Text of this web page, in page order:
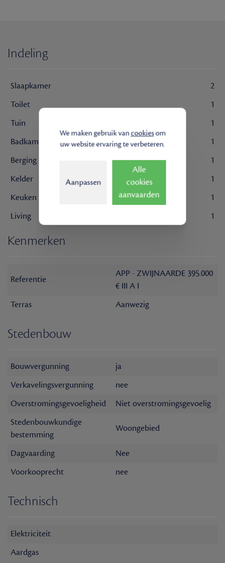
Indeling
Slaapkamer
2
Toilet
1
Tuin
1
Badkamer
1
Berging
1
Kelder
1
Keuken
1
Living
1
Kenmerken
Referentie
APP - ZWIJNAARDE 395.000
€ III A I
Terras
Aanwezig
Stedenbouw
Bouwvergunning
ja
Verkavelingsvergunning
nee
Overstromingsgevoeligheid
Niet overstromingsgevoelig
Stedenbouwkundige
bestemming
Woongebied
Dagvaarding
Nee
Voorkooprecht
nee
Technisch
Elektriciteit
Aardgas
We maken gebruik vancookiesom
uw website ervaring te verbeteren.
Aanpassen
Alle
cookies
aanvaarden